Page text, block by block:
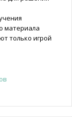
материала
только игрой